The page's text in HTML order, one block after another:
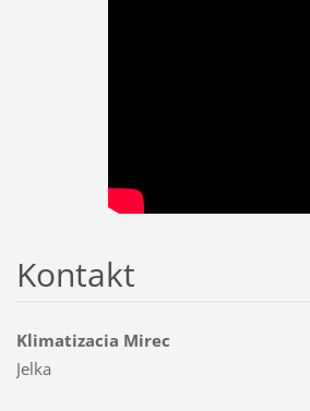
Kontakt
Klimatizacia Mirec
Jelka